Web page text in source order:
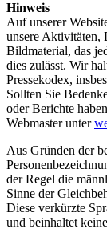
Hinweis
Auf unserer
unsere Aktivitäten,
Bildmaterial, das
dies zulässt. Wir
Pressekodex,
Sollten Sie
oder Berichte
Webmaster unter
Aus Gründen der
der Regel die
Sinne der
Diese verkürzte
und beinhaltet